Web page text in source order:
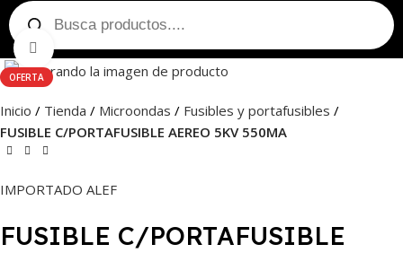
OFERTA
Haga Click para agrandar
Inicio Tienda Microondas
Fusibles y portafusibles
FUSIBLE C/PORTAFUSIBLE AEREO 5KV 550MA
IMPORTADO ALEF
FUSIBLE C/PORTAFUSIBLE